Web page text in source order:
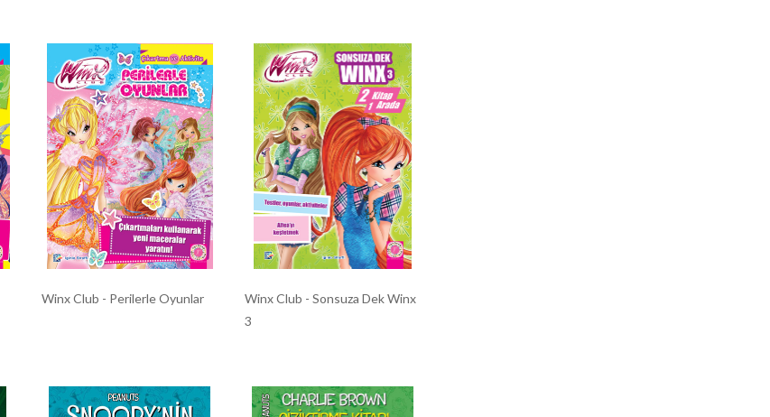
Winx Club - Perilerle Oyunlar
Winx Club - Sonsuza Dek Winx
3